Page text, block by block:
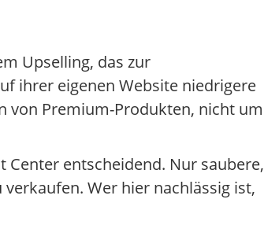
Upselling, das zur
ihrer eigenen Website niedrigere
von Premium-Produkten, nicht um
Center entscheidend. Nur saubere,
Wer hier nachlässig ist,